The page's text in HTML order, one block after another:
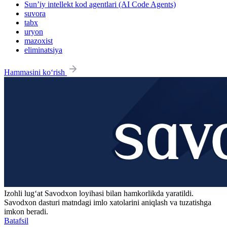
Sun’iy intellekt kod agentlari (AI Code Agents)
suvora
tabx
uryon
mazoxist
eliminatsiya
Hammasini ko‘rish
Izohli lugʻat Savodxon loyihasi bilan hamkorlikda yaratildi.
Savodxon dasturi matndagi imlo xatolarini aniqlash va tuzatishga
imkon beradi.
Batafsil